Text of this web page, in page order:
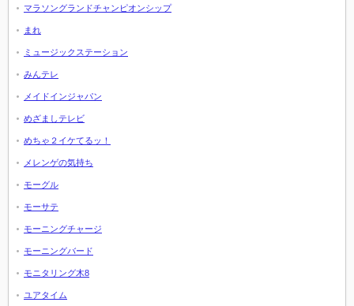
マラソングランドチャンピオンシップ
まれ
ミュージックステーション
みんテレ
メイドインジャパン
めざましテレビ
めちゃ２イケてるッ！
メレンゲの気持ち
モーグル
モーサテ
モーニングチャージ
モーニングバード
モニタリング木8
ユアタイム